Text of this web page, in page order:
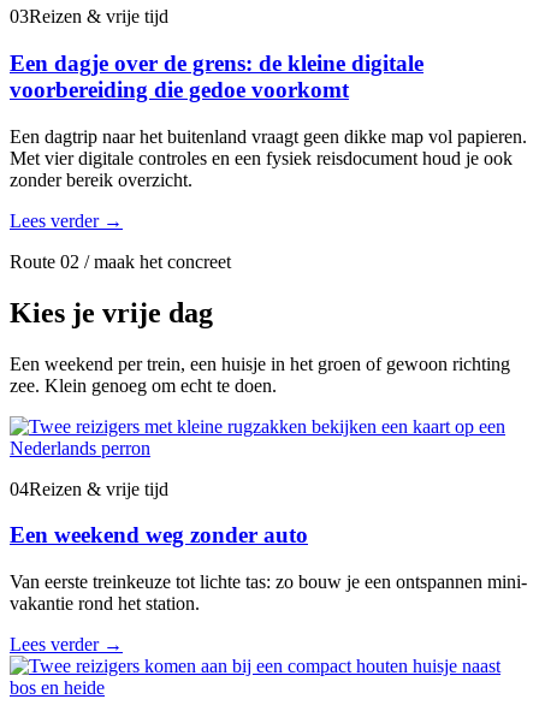
03Reizen & vrije tijd
Een dagje over de grens: de kleine digitale
voorbereiding die gedoe voorkomt
Een dagtrip naar het buitenland vraagt geen dikke map vol papieren.
Met vier digitale controles en een fysiek reisdocument houd je ook
zonder bereik overzicht.
Lees verder →
Route 02 / maak het concreet
Kies je vrije dag
Een weekend per trein, een huisje in het groen of gewoon richting
zee. Klein genoeg om echt te doen.
04Reizen & vrije tijd
Een weekend weg zonder auto
Van eerste treinkeuze tot lichte tas: zo bouw je een ontspannen mini-
vakantie rond het station.
Lees verder →